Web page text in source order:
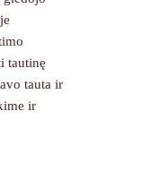
tautinę
tauta ir
ir